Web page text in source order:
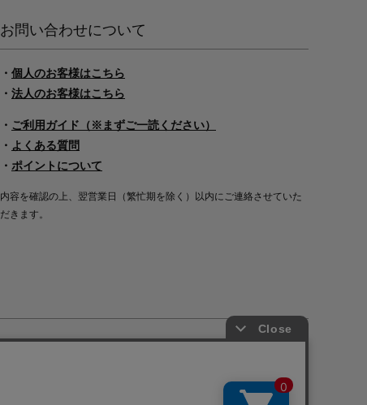
お問い合わせについて
・ 個人のお客様はこちら
・ 法人のお客様はこちら
・ ご利用ガイド（※まずご一読ください）
・ よくある質問
・ ポイントについて
内容を確認の上、翌営業日（繁忙期を除く）以内にご連絡させていた
だきます。